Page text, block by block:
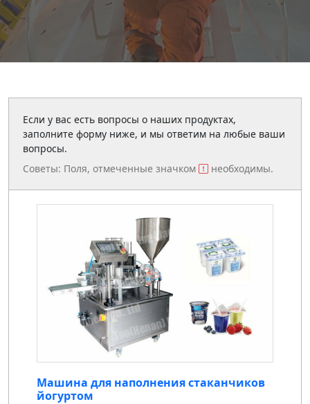
Если у вас есть вопросы о наших продуктах,
заполните форму ниже, и мы ответим на любые ваши
вопросы.
Советы: Поля, отмеченные значком
необходимы.
Машина для наполнения стаканчиков
йогуртом